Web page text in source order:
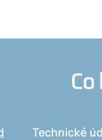
Technické